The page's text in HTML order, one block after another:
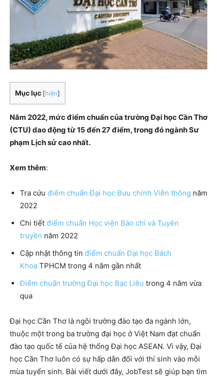
Mục lục [hiện]
Năm 2022, mức điểm chuẩn của trường Đại học Cần Thơ
(CTU) dao động từ 15 đến 27 điểm, trong đó ngành Sư
phạm Lịch sử cao nhất.
Xem thêm:
Tra cứu điểm chuẩn Đại học Bưu chính Viễn thông năm
2022
Chi tiết điểm chuẩn Học viện Báo chí và Tuyên
truyền năm 2022
Cập nhật thông tin điểm chuẩn Đại học Bách
Khoa TPHCM trong 4 năm gần nhất
Điểm chuẩn trường Đại học Bạc Liêu trong 4 năm vừa
qua
Đại học Cần Thơ là ngôi trường đào tạo đa ngành lớn,
thuộc một trong ba trường đại học ở Việt Nam đạt chuẩn
đào tạo quốc tế của hệ thống Đại học ASEAN. Vì vậy, Đại
học Cần Thơ luôn có sự hấp dẫn đối với thí sinh vào mỗi
mùa tuyển sinh. Bài viết dưới đây, JobTest sẽ giúp bạn tìm